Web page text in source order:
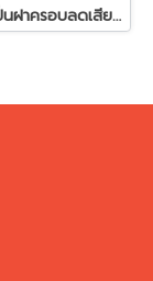
IMIX เครื่องปั่นฝาครอบลดเสียงดัง 2.2 ลิตร | 2200W